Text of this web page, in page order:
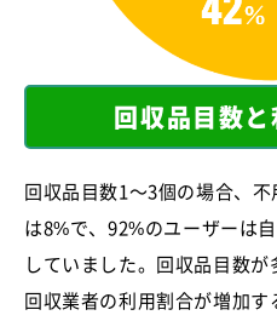
回収品目数
回収品目数1～3個の場合、
は8%で、92%のユーザーは
していました。回収品目数
回収業者の利用割合が増加